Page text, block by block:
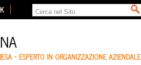
– ESPERTO IN ORGANIZZAZIONE AZIENDALE